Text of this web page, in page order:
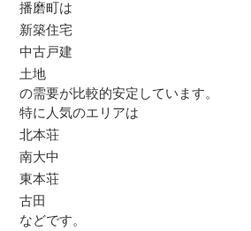
播磨町は
新築住宅
中古戸建
土地
の需要が比較的安定しています。
特に人気のエリアは
北本荘
南大中
東本荘
古田
などです。